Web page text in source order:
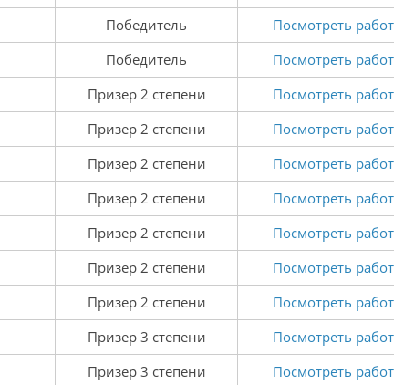
Победитель
Посмотреть
Победитель
Посмотреть
Призер 2 степени
Посмотреть
Призер 2 степени
Посмотреть
Призер 2 степени
Посмотреть
Призер 2 степени
Посмотреть
Призер 2 степени
Посмотреть
Призер 2 степени
Посмотреть
Призер 2 степени
Посмотреть
Призер 3 степени
Посмотреть
Призер 3 степени
Посмотреть